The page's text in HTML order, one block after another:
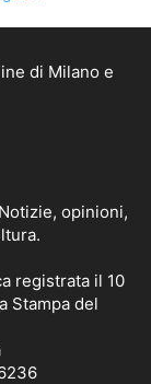
opinioni,
registrata il 10
Stampa del